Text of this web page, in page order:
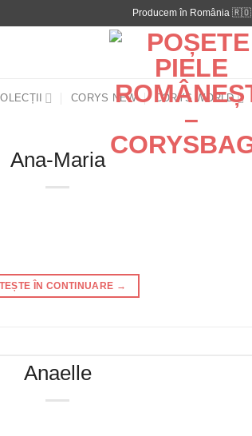
Producem în România 🇷🇴
CORYS NEW CORYS WORLD
Ana-Maria
ÎN CONTINUARE →
Anaelle